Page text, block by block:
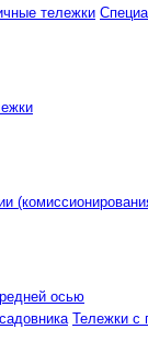
тележки
осью
Тележки с